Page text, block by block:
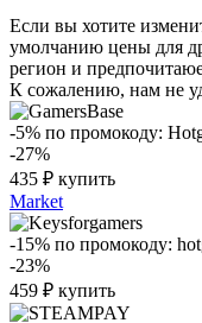
Если вы хотите
умолчанию цены для
регион и
К сожалению, нам не
-5% по промокоду:
-27%
435 ₽ купить
Market
-15% по промокоду:
-23%
459 ₽ купить